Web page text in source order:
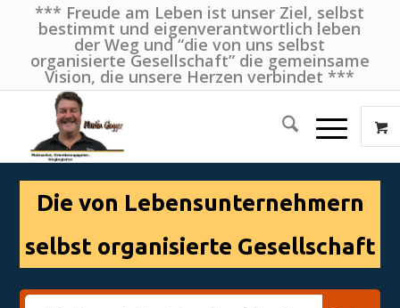
*** Freude am Leben ist unser Ziel, selbst
bestimmt und eigenverantwortlich leben
der Weg und “die von uns selbst
organisierte Gesellschaft” die gemeinsame
Vision, die unsere Herzen verbindet ***
Die von Lebensunternehmern
selbst organisierte Gesellschaft